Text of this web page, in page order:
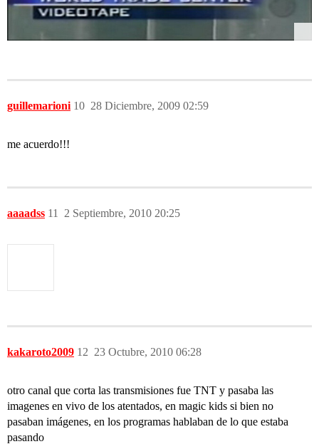
guillemarioni 28 Diciembre, 2009 02:59
10
me acuerdo!!!
aaaadss 2 Septiembre, 2010 20:25
11
kakaroto2009 23 Octubre, 2010 06:28
12
otro canal que corta las transmisiones fue TNT y pasaba las
imagenes en vivo de los atentados, en magic kids si bien no
pasaban imágenes, en los programas hablaban de lo que estaba
pasando